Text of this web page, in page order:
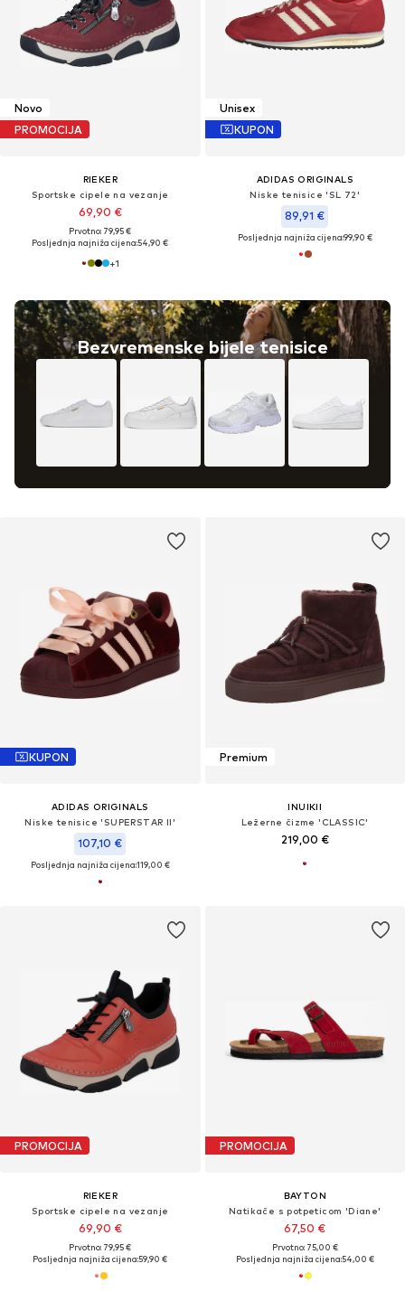
Novo
PROMOCIJA
RIEKER
Sportske cipele na vezanje
69,90 €
Prvotno: 79,95 €
Posljednja najniža cijena:54,90 €
+1
Bezvremenske bijele tenisice
Unisex
KUPON
ADIDAS ORIGINALS
Niske tenisice 'SL 72'
89,91 €
Posljednja najniža cijena:99,90 €
KUPON
ADIDAS ORIGINALS
Niske tenisice 'SUPERSTAR II'
107,10 €
Posljednja najniža cijena:119,00 €
Premium
INUIKII
Ležerne čizme 'CLASSIC'
219,00 €
PROMOCIJA
RIEKER
Sportske cipele na vezanje
69,90 €
Prvotno: 79,95 €
Posljednja najniža cijena:59,90 €
PROMOCIJA
BAYTON
Natikače s potpeticom 'Diane'
67,50 €
Prvotno: 75,00 €
Posljednja najniža cijena:54,00 €